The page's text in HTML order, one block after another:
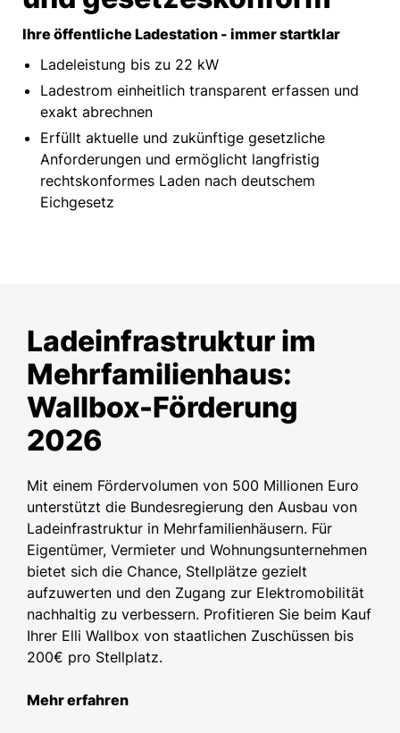
Ihre öffentliche Ladestation - immer startklar​
Ladeleistung bis zu 22 kW​
Ladestrom einheitlich transparent erfassen und
exakt abrechnen ​
Erfüllt aktuelle und zukünftige gesetzliche
Anforderungen und ermöglicht langfristig
rechtskonformes Laden nach deutschem
Eichgesetz​
Ladeinfrastruktur im
Mehrfamilienhaus:
Wallbox-Förderung
2026
Mit einem Fördervolumen von 500 Millionen Euro
unterstützt die Bundesregierung den Ausbau von
Ladeinfrastruktur in Mehrfamilienhäusern. Für
Eigentümer, Vermieter und Wohnungsunternehmen
bietet sich die Chance, Stellplätze gezielt
aufzuwerten und den Zugang zur Elektromobilität
nachhaltig zu verbessern. Profitieren Sie beim Kauf
Ihrer Elli Wallbox von staatlichen Zuschüssen bis
200€ pro Stellplatz.
Mehr erfahren